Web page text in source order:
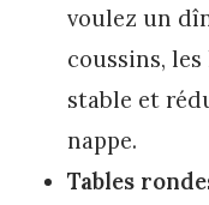
voulez un
coussins,
stable et
nappe.
Tables